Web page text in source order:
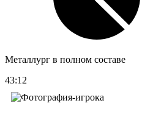
Металлург в полном составе
43:12